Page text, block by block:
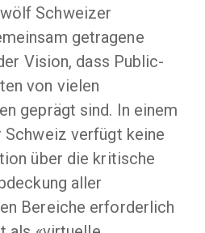
Schweizer
getragene
Vision, dass Public-
von vielen
geprägt sind. In einem
Schweiz verfügt keine
über die kritische
aller
Bereiche erforderlich